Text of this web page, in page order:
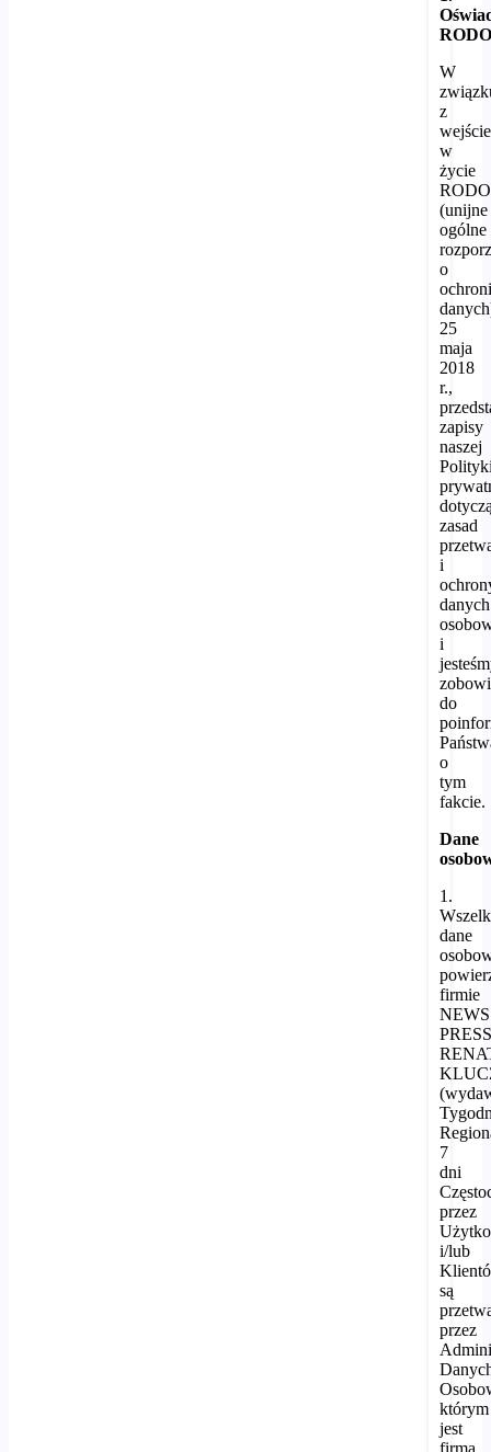
W
z
w
życie
RODO
(unijne
ogólne
o
25
maja
2018
r.,
zapisy
naszej
zasad
i
danych
i
do
o
tym
fakcie.
Dane
1.
dane
firmie
NEWS
7
dni
przez
i/lub
są
przez
którym
jest
firma